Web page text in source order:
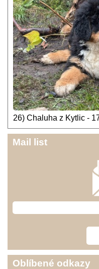
26) Chaluha z Kytlic -
Mail list
Oblíbené odkazy